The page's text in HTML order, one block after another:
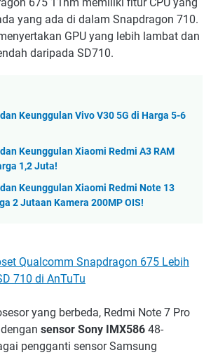
yang ada di dalam Snapdragon 710.
GPU yang lebih lambat dan
daripada SD710.
Keunggulan Vivo V30 5G di Harga 5-6
Keunggulan Xiaomi Redmi A3 RAM
1,2 Juta!
Keunggulan Xiaomi Redmi Note 13
2 Jutaan Kamera 200MP OIS!
Qualcomm Snapdragon 675 Lebih
710 di AnTuTu
yang berbeda, Redmi Note 7 Pro
sensor Sony IMX586 48-
pengganti sensor Samsung